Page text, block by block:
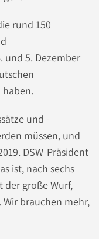
rund 150
und 5. Dezember
und -
müssen, und
DSW-Präsident
ist, nach sechs
der große Wurf,
brauchen mehr,